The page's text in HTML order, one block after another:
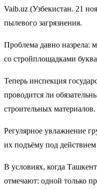
Vaib.uz (Узбекистан. 21
пылевого загрязнения.
Проблема давно назрела:
со стройплощадками
Теперь инспекция
проводится ли
строительных материалов.
Регулярное увлажнение
их подъёму под
В условиях, когда
отмечают: одной только